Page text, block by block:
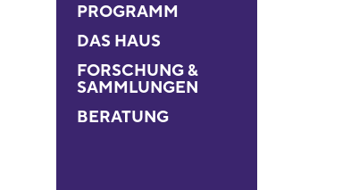
PROGRAMM
DAS HAUS
FORSCHUNG &
SAMMLUNGEN
BERATUNG